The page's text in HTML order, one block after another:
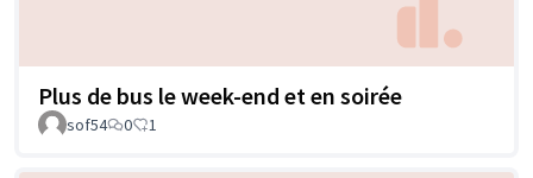
Plus de bus le week-end et en soirée
sof54 0 1